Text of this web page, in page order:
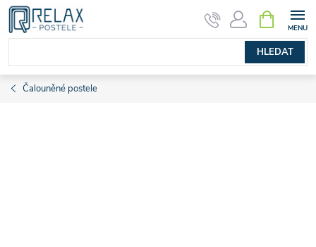
Přejít
obsah
HLEDAT
NÁKUPNÍ
KOŠÍK
Čalouněné postele